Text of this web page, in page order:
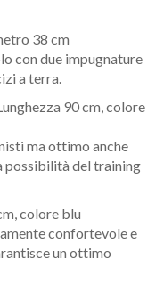
38 cm
con due impugnature
a terra.
90 cm, colore
ma ottimo anche
possibilità del training
colore blu
confortevole e
un ottimo